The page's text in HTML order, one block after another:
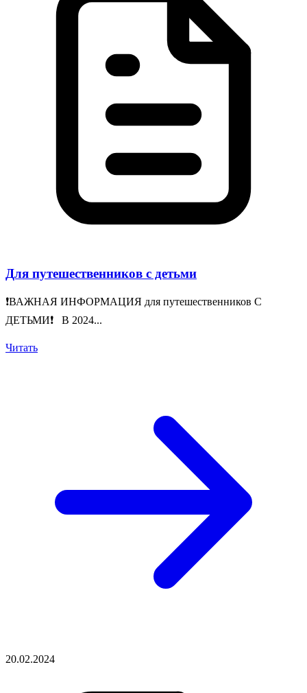
Для путешественников с детьми
❗️ВАЖНАЯ ИНФОРМАЦИЯ для путешественников С
ДЕТЬМИ❗️ В 2024...
Читать
20.02.2024